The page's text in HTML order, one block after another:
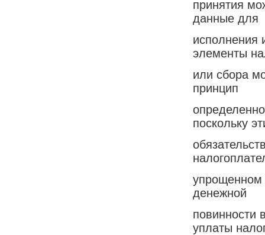
принятия
данные для
исполнения
элементы
или сбора
принцип
поскольку
упрощенном
денежной
повинности
уплаты